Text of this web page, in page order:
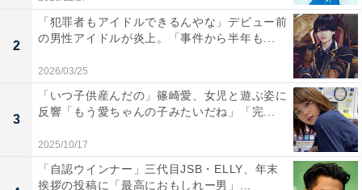
2
「犯罪者もアイドルできるんやな」デビュー前
の男性アイドルが炎上。「事件から半年も...
2026/03/25
3
「いつ子供産んだの」篠崎愛、女児と遊ぶ姿に
反響「もう愛ちゃんの子みたいだね」「完...
2025/10/17
「自認ウインナー」三代目JSB・ELLY、年末
挨拶の投稿に「最高におもしれー男」...